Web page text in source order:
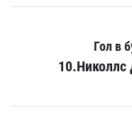
Гол в